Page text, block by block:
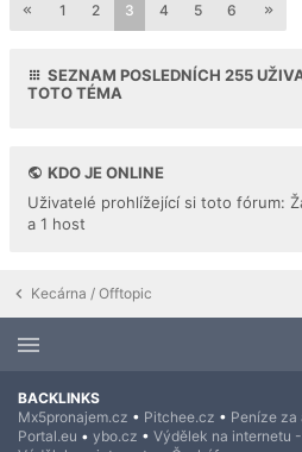
1 2 3 4 5 6
SEZNAM POSLEDNÍCH 255
TOTO TÉMA
KDO JE ONLINE
Uživatelé prohlížející si toto fórum:
a 1 host
Kecárna / Offtopic
BACKLINKS
Mx5pronajem.cz • Pitchee.cz • Peníze za
Portal.eu • ybo.cz • Výdělek na internetu